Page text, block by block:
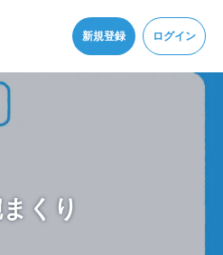
新規登録 ログイン
プライパシーポリシーを改定しました。
はここをクリックします
リでさらに快適に！
インストール
くり